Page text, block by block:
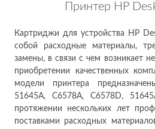
Принтер HP
Картриджи для устройства HP
собой расходные материалы,
замены, в связи с чем возникает
приобретении качественных
модели принтера
51645A, C6578A, C6578D,
протяжении нескольких лет
поставками расходных